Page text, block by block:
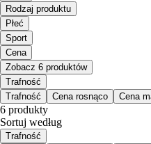
Rodzaj produktu
Płeć
Sport
Cena
Zobacz 6 produktów
Trafność
Trafność
Cena rosnąco Cena
6 produkty
Sortuj według
Trafność